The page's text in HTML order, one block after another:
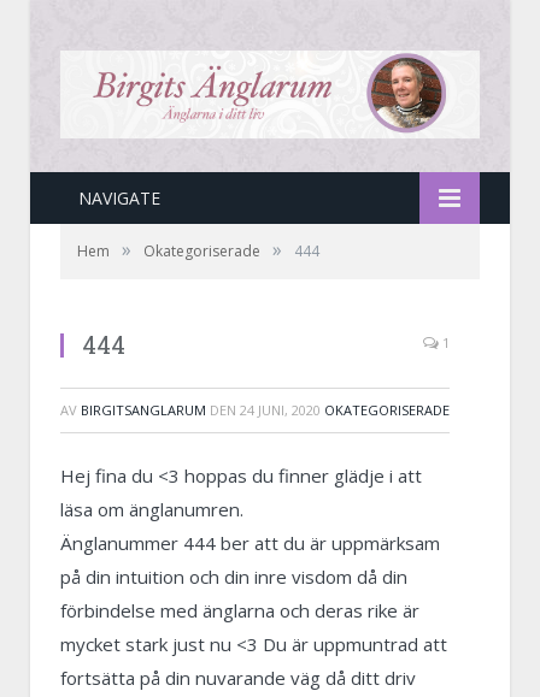
NAVIGATE
Hem » Okategoriserade » 444
444 1
AV BIRGITSANGLARUM DEN 24 JUNI, 2020 OKATEGORISERADE
Hej fina du <3 hoppas du finner glädje i att
läsa om änglanumren.
Änglanummer 444 ber att du är uppmärksam
på din intuition och din inre visdom då din
förbindelse med änglarna och deras rike är
mycket stark just nu <3 Du är uppmuntrad att
fortsätta på din nuvarande väg då ditt driv